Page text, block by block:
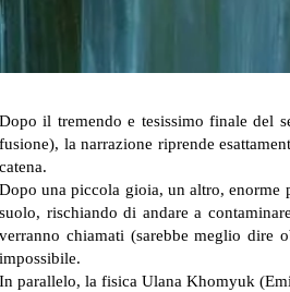
Dopo il tremendo e tesissimo finale del
fusione), la narrazione riprende
catena.
Dopo una piccola gioia, un altro, enorme
suolo, rischiando di andare a
verranno chiamati (sarebbe meglio dire
impossibile.
In parallelo, la fisica Ulana Khomyuk